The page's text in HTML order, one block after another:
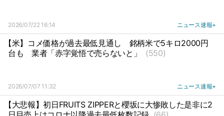
2026/07/22 16:14 ニュース速報+
【米】コメ価格が過去最低見通し
銘柄米で5キロ2000円
台も
業者「赤字覚悟で売らないと」 (550)
2026/07/07 11:32 ニュース速報+
【大悲報】初日FRUITS ZIPPERと櫻坂に大惨敗した是非に2